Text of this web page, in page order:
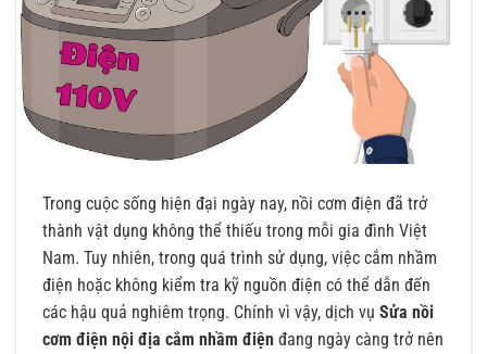
Trong cuộc sống hiện đại ngày nay, nồi cơm điện đã trở
thành vật dụng không thể thiếu trong mỗi gia đình Việt
Nam. Tuy nhiên, trong quá trình sử dụng, việc cắm nhầm
điện hoặc không kiểm tra kỹ nguồn điện có thể dẫn đến
các hậu quả nghiêm trọng. Chính vì vậy, dịch vụ Sửa nồi
cơm điện nội địa cắm nhầm điện đang ngày càng trở nên